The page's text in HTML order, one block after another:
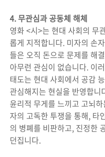
4. 무관심과 공동체 해체
영화 <시>는 현대 사회의 무
롭게 지적합니다. 미자의 손
들은 오직 돈으로 문제를 해
아무런 관심이 없습니다. 이
태도는 현대 사회에서 공감
관심해지는 현실을 반영합니
윤리적 무게를 느끼고 고뇌
자의 고독한 투쟁을 통해, 타
의 병폐를 비판하고, 진정한
던집니다.